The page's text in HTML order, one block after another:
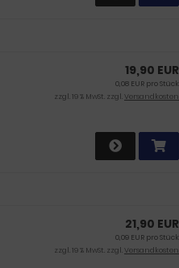
19,90 EUR
0,08 EUR pro Stück
zzgl. 19 % MwSt. zzgl.Versandkosten
21,90 EUR
0,09 EUR pro Stück
zzgl. 19 % MwSt. zzgl.Versandkosten